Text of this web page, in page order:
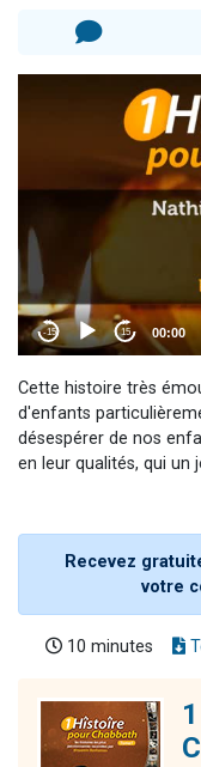
Eva
Eli
Cette histoire très
d'enfants
désespérer de nos
en leur qualités, qui un
Recevez
votre
10 minutes